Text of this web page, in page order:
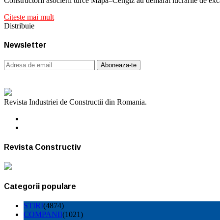
Citeste mai mult
Distribuie
Newsletter
Revista Industriei de Constructii din Romania.
Revista Constructiv
Categorii populare
STIRI(4874)
COMPANII(1021)